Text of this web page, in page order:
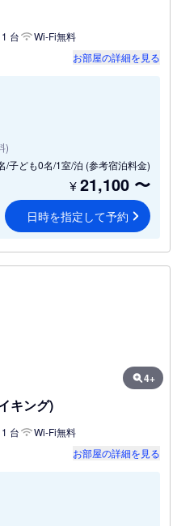
台
Wi-Fi無料
お部屋の詳細を見る
)
/子ども0名/1室/泊 (参考宿泊料金)
¥21,100 〜
日時を指定して予約
4+
キング)
台
Wi-Fi無料
お部屋の詳細を見る